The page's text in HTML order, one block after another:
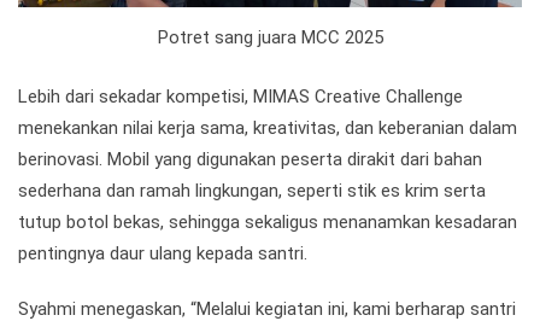
Potret sang juara MCC 2025
Lebih dari sekadar kompetisi, MIMAS Creative Challenge
menekankan nilai kerja sama, kreativitas, dan keberanian dalam
berinovasi. Mobil yang digunakan peserta dirakit dari bahan
sederhana dan ramah lingkungan, seperti stik es krim serta
tutup botol bekas, sehingga sekaligus menanamkan kesadaran
pentingnya daur ulang kepada santri.
Syahmi menegaskan, “Melalui kegiatan ini, kami berharap santri